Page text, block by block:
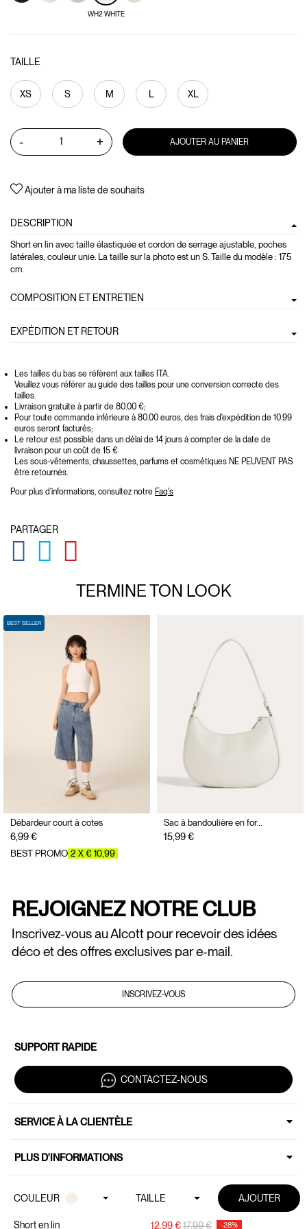
DE 80,00 € // LIVRAISON À DOMICILE À PARTIR DE 80,00 € //
WH2 WHITE
TAILLE
XS S M L XL
- + AJOUTER AU PANIER
Ajouter à ma liste de souhaits
DESCRIPTION
Short en lin avec taille élastiquée et cordon de serrage ajustable, poches
latérales, couleur unie. La taille sur la photo est un S. Taille du modèle : 175
cm.
COMPOSITION ET ENTRETIEN
EXPÉDITION ET RETOUR
Les tailles du bas se réfèrent aux tailles ITA.
Veuillez vous référer au guide des tailles pour une conversion correcte des
tailles.
Livraison gratuite à partir de 80.00 €;
Pour toute commande inférieure à 80.00 euros, des frais d'expédition de 10.99
euros seront facturés;
Le retour est possible dans un délai de 14 jours à compter de la date de
livraison pour un coût de 15 €
Les sous-vêtements, chaussettes, parfums et cosmétiques NE PEUVENT PAS
être retournés.
Pour plus d'informations, consultez notre Faq's
PARTAGER
GLOBAL.SOCIALSHARE.FACEBOOK
GLOBAL.SOCIALSHARE.TWITTER
Short en lin 12,99 €Prix réduit de
17,99 €à -28%
COULEUR TAILLE AJOUTER
TERMINE TON LOOK
BEST SELLER
Débardeur court à cotes
6,99 €
BEST PROMO 2 X € 10,99
Sac à bandoulière en forme de croissant
15,99 €
REJOIGNEZ NOTRE CLUB
Inscrivez-vous au Alcott pour recevoir des idées
déco et des offres exclusives par e-mail.
INSCRIVEZ-VOUS
SUPPORT RAPIDE
CONTACTEZ-NOUS
SERVICE À LA CLIENTÈLE
PLUS D'INFORMATIONS
BRAND
Copyright © 2026 ALCOTT P.IVA 05647000636 | All Rights Reserved.